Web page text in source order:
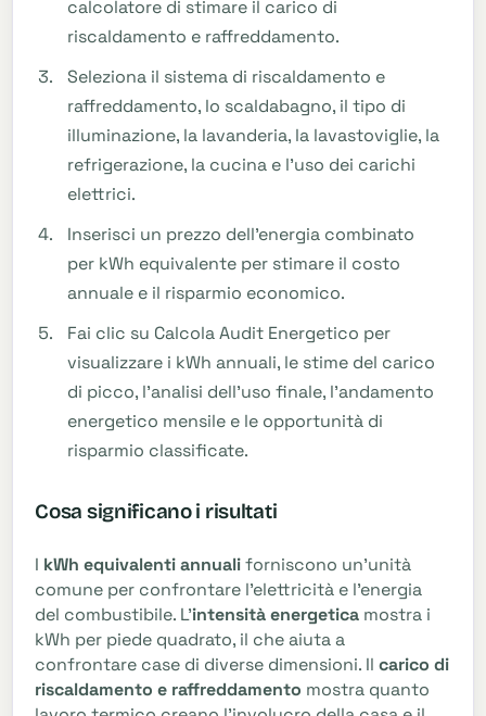
calcolatore di stimare il carico di
riscaldamento e raffreddamento.
Seleziona il sistema di riscaldamento e
raffreddamento, lo scaldabagno, il tipo di
illuminazione, la lavanderia, la lavastoviglie, la
refrigerazione, la cucina e l'uso dei carichi
elettrici.
Inserisci un prezzo dell'energia combinato
per kWh equivalente per stimare il costo
annuale e il risparmio economico.
Fai clic su Calcola Audit Energetico per
visualizzare i kWh annuali, le stime del carico
di picco, l'analisi dell'uso finale, l'andamento
energetico mensile e le opportunità di
risparmio classificate.
Cosa significano i risultati
I kWh equivalenti annualiforniscono un'unità
comune per confrontare l'elettricità e l'energia
del combustibile. L'intensità energetica mostra i
kWh per piede quadrato, il che aiuta a
confrontare case di diverse dimensioni. Ilcarico di
riscaldamento e raffreddamento mostra quanto